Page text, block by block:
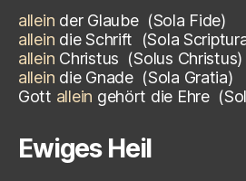
allein der Glaube (Sola Fide)
allein die Schrift
(Sola
allein Christus (Solus Christus)
allein die Gnade (Sola Gratia)
Gott allein gehört die Ehre (
Ewiges Heil